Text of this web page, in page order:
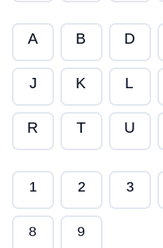
ᴬ ᴮ ᴰ
ᴶ
ᴷ ᴸ
ᴿ
ᵀ ᵁ
¹ ² ³
⁸
⁹